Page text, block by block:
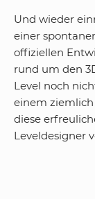
Und wieder
einer
offiziellen
rund um den
Level noch
einem
diese
Leveldesigner